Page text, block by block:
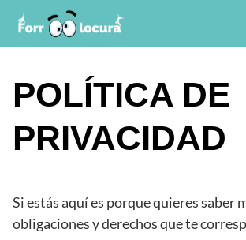
contenido
POLÍTICA DE
PRIVACIDAD
Si estás aquí es porque quieres saber
obligaciones y derechos que te